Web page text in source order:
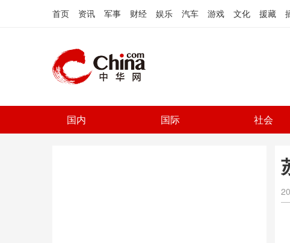
首页 资讯 军事 财经 娱乐 汽车 游戏 文化 援藏
国内 国际 社会